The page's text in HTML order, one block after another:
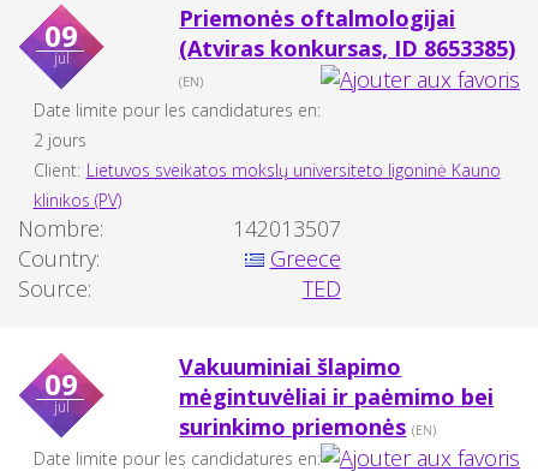
09
jul
Priemonės oftalmologijai
(Atviras konkursas, ID 8653385)
(EN)
Date limite pour les candidatures en:
2 jours
Client: Lietuvos sveikatos mokslų universiteto ligoninė Kauno
klinikos (PV)
Nombre:
142013507
Country:
Greece
Source:
TED
09
jul
Vakuuminiai šlapimo
mėgintuvėliai ir paėmimo bei
surinkimo priemonės (EN)
Date limite pour les candidatures en: